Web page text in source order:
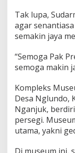
Tak lupa,
agar
semakin jaya
“Semoga Pak
semoga makin
Kompleks
Desa Nglundo,
Nganjuk,
persegi.
utama, yakni
Di museum ini,